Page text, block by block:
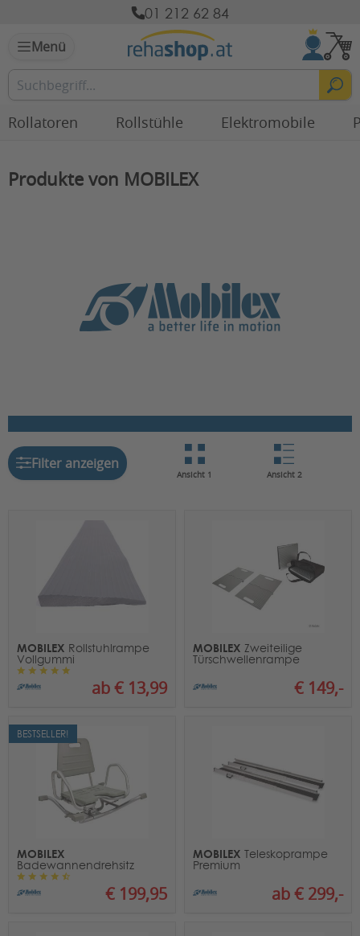
01 212 62 84
Menü
Rollatoren Rollstühle Elektromobile
Produkte von MOBILEX
Filter anzeigen
Ansicht 1 Ansicht 2
MOBILEX Rollstuhlrampe
Vollgummi
ab € 13,99
MOBILEX Zweiteilige
Türschwellenrampe
€ 149,-
BESTSELLER!
MOBILEX
Badewannendrehsitz
€ 199,95
MOBILEX Teleskoprampe
Premium
ab € 299,-